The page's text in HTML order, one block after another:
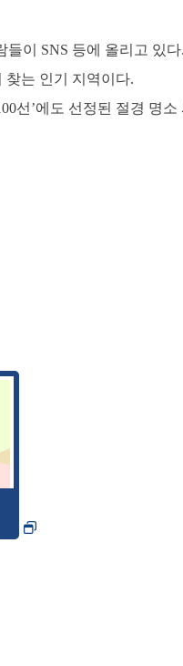
이 SNS 등에 올리고 있다.
찾는 인기 지역이다.
선’에도 선정된 절경 명